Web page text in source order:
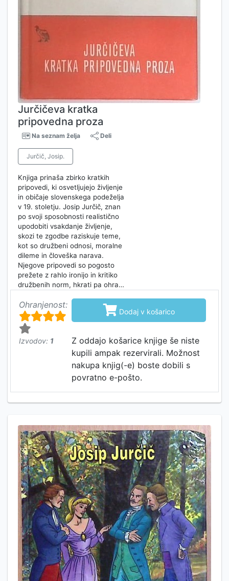
Jurčičeva kratka
pripovedna proza
Na seznam želja Deli
Jurčič, Josip.
Knjiga prinaša zbirko kratkih
pripovedi, ki osvetljujejo življenje
in običaje slovenskega podeželja
v 19. stoletju. Josip Jurčič, znan
po svoji sposobnosti realistično
upodobiti vsakdanje življenje,
skozi te zgodbe raziskuje teme,
kot so družbeni odnosi, moralne
dileme in človeška narava.
Njegove pripovedi so pogosto
prežete z rahlo ironijo in kritiko
družbenih norm, hkrati pa ohra…
Ohranjenost:
Izvodov: 1
 Dodaj v košarico
Z oddajo košarice knjige še niste
kupili ampak rezervirali. Možnost
nakupa knjig(-e) boste dobili s
povratno e-pošto.